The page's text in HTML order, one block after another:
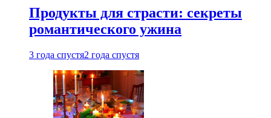
Продукты для страсти: секреты
романтического ужина
3 года спустя2 года спустя